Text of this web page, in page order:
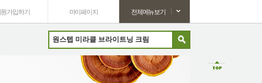
원가입하기 마이페이지 전체메뉴보기